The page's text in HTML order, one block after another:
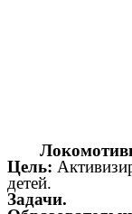
Цель:
детей.
Задачи.